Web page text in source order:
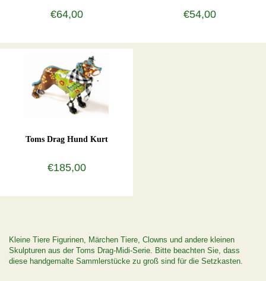
€64,00 €54,00
Toms Drag Hund Kurt
€185,00
Kleine Tiere Figurinen, Märchen Tiere, Clowns und andere kleinen
Skulpturen aus der Toms Drag-Midi-Serie. Bitte beachten Sie, dass
diese handgemalte Sammlerstücke zu groß sind für die Setzkasten.